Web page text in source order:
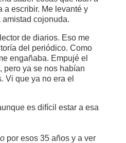
a escribir. Me levanté y
amistad cojonuda.
de diarios. Eso me
del periódico. Como
engañaba. Empujé el
pero ya se nos habían
Vi que ya no era el
es difícil estar a esa
por esos 35 años y a ver